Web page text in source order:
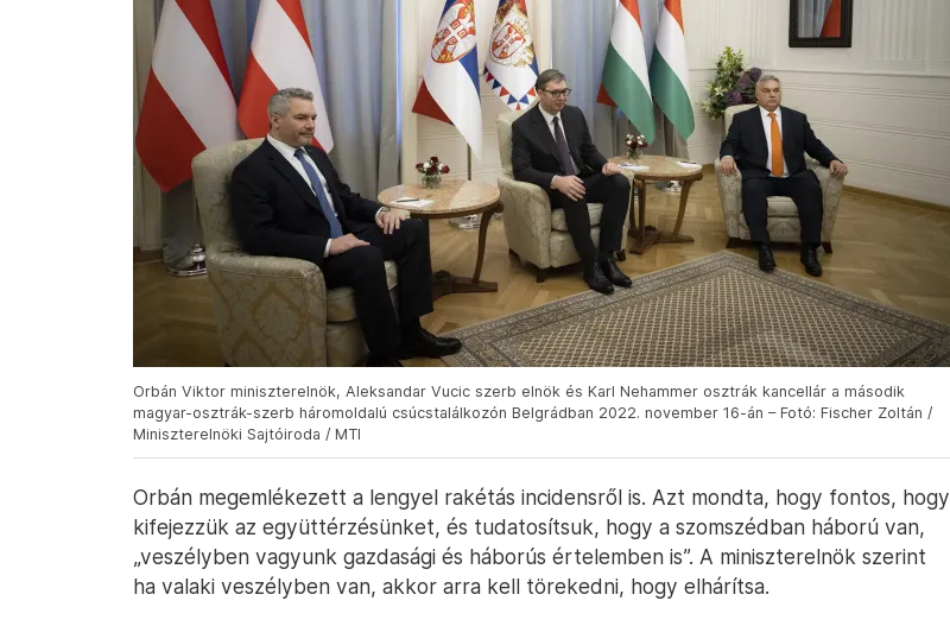
Orbán Viktor miniszterelnök, Aleksandar Vucic szerb elnök és Karl Nehammer osztrák kancellár a második
magyar-osztrák-szerb háromoldalú csúcstalálkozón Belgrádban 2022. november 16-án – Fotó: Fischer Zoltán /
Miniszterelnöki Sajtóiroda / MTI
Orbán megemlékezett a lengyel rakétás incidensről is. Azt mondta, hogy fontos, hogy
kifejezzük az együttérzésünket, és tudatosítsuk, hogy a szomszédban háború van,
„veszélyben vagyunk gazdasági és háborús értelemben is”. A miniszterelnök szerint
ha valaki veszélyben van, akkor arra kell törekedni, hogy elhárítsa.